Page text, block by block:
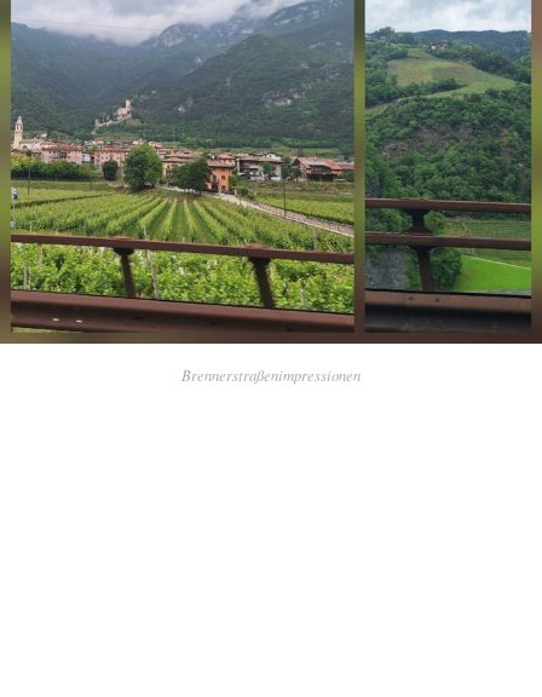
Brennerstraßenimpressionen